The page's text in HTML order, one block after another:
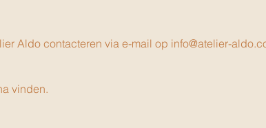
Aldo contacteren via e-mail op info@atelier-
vinden.